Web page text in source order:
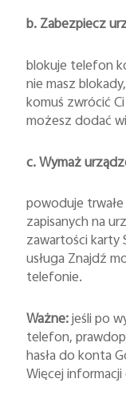
b. Zabezpiecz
blokuje telefon
nie masz
komuś zwrócić
możesz dodać
c. Wymaż
powoduje
zapisanych na
zawartości karty
usługa Znajdź
telefonie.
Ważne:jeśli po
telefon,
hasła do konta
Więcej